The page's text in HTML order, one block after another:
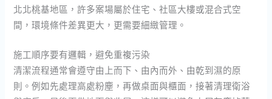
北北桃基地區，許多案場屬於住宅、社區大樓或混合式空
間，環境條件差異更大，更需要細緻管理。
施工順序要有邏輯，避免重複污染
清潔流程通常會遵守由上而下、由內而外、由乾到濕的原
則。例如先處理高處粉塵，再做桌面與櫃面，接著清理衛浴